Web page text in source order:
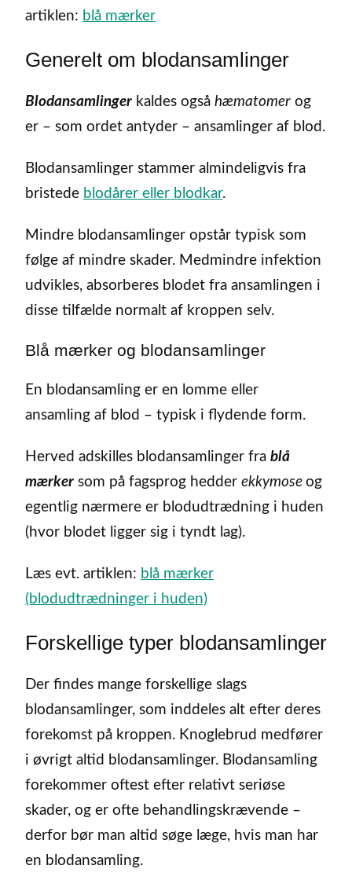
artiklen: blå mærker
Generelt om blodansamlinger
Blodansamlinger kaldes også hæmatomer og
er – som ordet antyder – ansamlinger af blod.
Blodansamlinger stammer almindeligvis fra
bristede blodårer eller blodkar.
Mindre blodansamlinger opstår typisk som
følge af mindre skader. Medmindre infektion
udvikles, absorberes blodet fra ansamlingen i
disse tilfælde normalt af kroppen selv.
Blå mærker og blodansamlinger
En blodansamling er en lomme eller
ansamling af blod – typisk i flydende form.
Herved adskilles blodansamlinger fra blå
mærker som på fagsprog hedder ekkymose og
egentlig nærmere er blodudtrædning i huden
(hvor blodet ligger sig i tyndt lag).
Læs evt. artiklen: blå mærker
(blodudtrædninger i huden)
Forskellige typer blodansamlinger
Der findes mange forskellige slags
blodansamlinger, som inddeles alt efter deres
forekomst på kroppen. Knoglebrud medfører
i øvrigt altid blodansamlinger. Blodansamling
forekommer oftest efter relativt seriøse
skader, og er ofte behandlingskrævende –
derfor bør man altid søge læge, hvis man har
en blodansamling.